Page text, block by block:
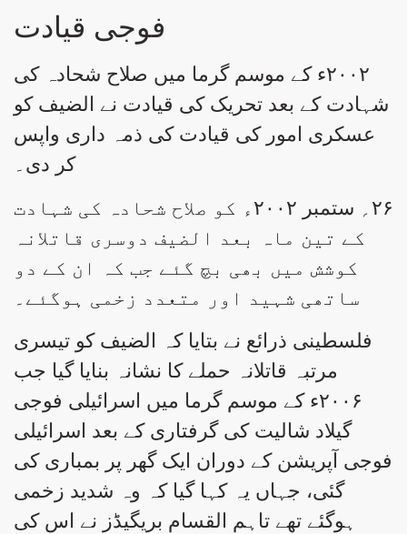
فوجی قیادت
۲۰۰۲ء کے موسم گرما میں صلاح شحادہ کی
شہادت کے بعد تحریک کی قیادت نے الضیف کو
عسکری امور کی قیادت کی ذمہ داری واپس
کر دی۔
۲۶؍ ستمبر ۲۰۰۲ء کو صلاح شحادہ کی شہادت
کے تین ماہ بعد الضیف دوسری قاتلانہ
کوشش میں بھی بچ گئے جب کہ ان کے دو
ساتھی شہید اور متعدد زخمی ہوگئے۔
فلسطینی ذرائع نے بتایا کہ الضیف کو تیسری
مرتبہ قاتلانہ حملے کا نشانہ بنایا گیا جب
۲۰۰۶ء کے موسم گرما میں اسرائیلی فوجی
گیلاد شالیت کی گرفتاری کے بعد اسرائیلی
فوجی آپریشن کے دوران ایک گھر پر بمباری کی
گئی، جہاں یہ کہا گیا کہ وہ شدید زخمی
ہوگئے تھے تاہم القسام بریگیڈز نے اس کی